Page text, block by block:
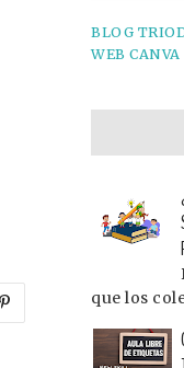
i
BLOG
WEB CANVA
que los